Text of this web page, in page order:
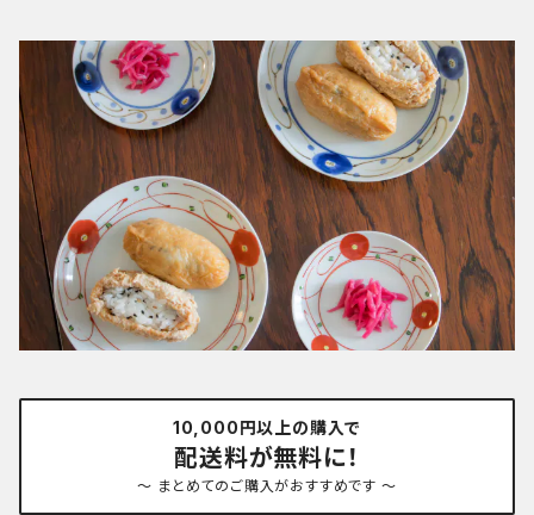
10,000円以上の購入で
配送料が無料に！
～ まとめてのご購入がおすすめです ～